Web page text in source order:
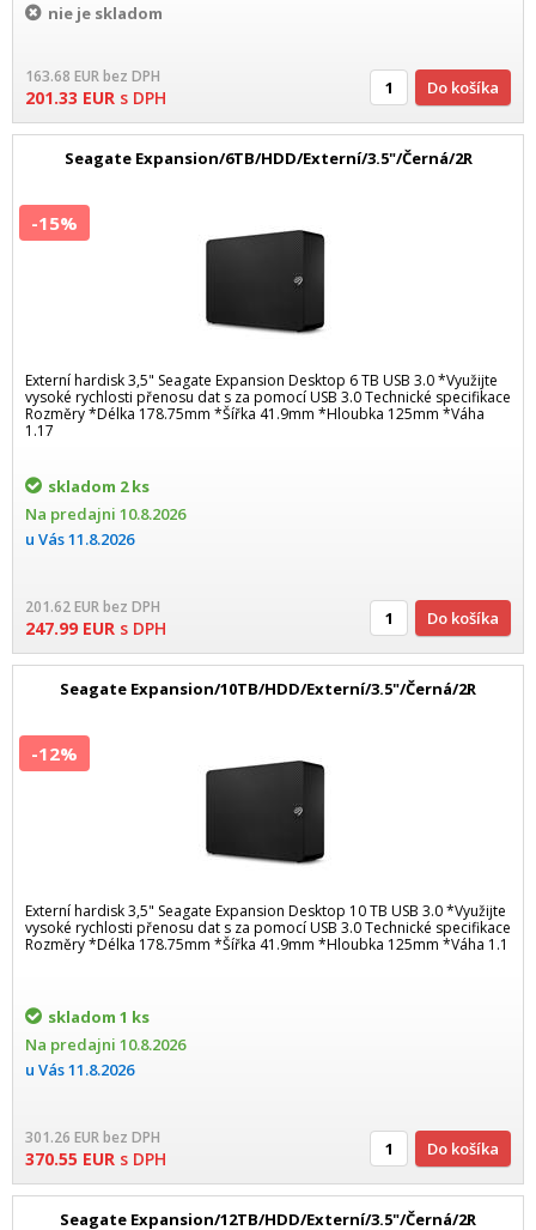
nie je skladom
163.68 EURbez DPH
201.33 EUR s DPH Do košíka
Seagate Expansion/6TB/HDD/Externí/3.5"/Černá/2R
Externí hardisk 3,5" Seagate Expansion Desktop 6 TB USB 3.0 *Využijte
vysoké rychlosti přenosu dat s za pomocí USB 3.0 Technické specifikace
Rozměry *Délka 178.75mm *Šířka 41.9mm *Hloubka 125mm *Váha
1.17
skladom 2 ks
Na predajni 10.8.2026
u Vás11.8.2026
201.62EURbez DPH
247.99 EUR s DPH
-15%
Do košíka
Seagate Expansion/10TB/HDD/Externí/3.5"/Černá/2R
Externí hardisk 3,5" Seagate Expansion Desktop 10 TB USB 3.0 *Využijte
vysoké rychlosti přenosu dat s za pomocí USB 3.0 Technické specifikace
Rozměry *Délka 178.75mm *Šířka 41.9mm *Hloubka 125mm *Váha 1.1
skladom 1 ks
Na predajni 10.8.2026
u Vás11.8.2026
301.26 EURbez DPH
370.55 EUR s DPH
-12%
Do košíka
Seagate Expansion/12TB/HDD/Externí/3.5"/Černá/2R